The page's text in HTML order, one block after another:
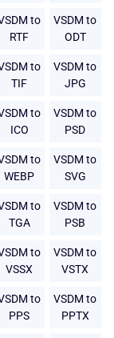
to
RTF
VSDM to
ODT
to
TIF
VSDM to
JPG
to
ICO
VSDM to
PSD
to
WEBP
VSDM to
SVG
to
TGA
VSDM to
PSB
to
VSSX
VSDM to
VSTX
to
PPS
VSDM to
PPTX